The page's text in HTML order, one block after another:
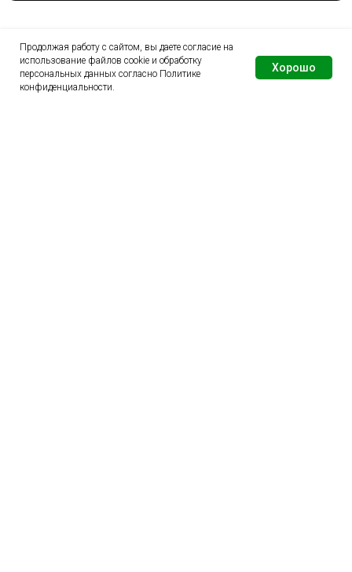
=
Продолжая работу с сайтом, вы даете согласие на
использование файлов cookie и обработку
персональных данных согласно Политике
конфиденциальности.
Хорошо